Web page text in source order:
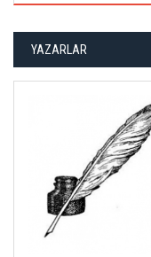
YAZARLAR